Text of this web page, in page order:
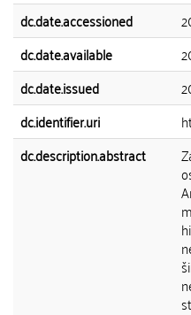
dc.date.accessioned
dc.date.available
dc.date.issued
dc.identifier.uri
dc.description.abstract